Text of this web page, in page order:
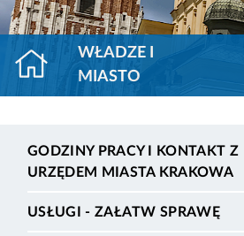
WŁADZE I
MIASTO
GODZINY PRACY I KONTAKT Z
URZĘDEM MIASTA KRAKOWA
USŁUGI - ZAŁATW SPRAWĘ